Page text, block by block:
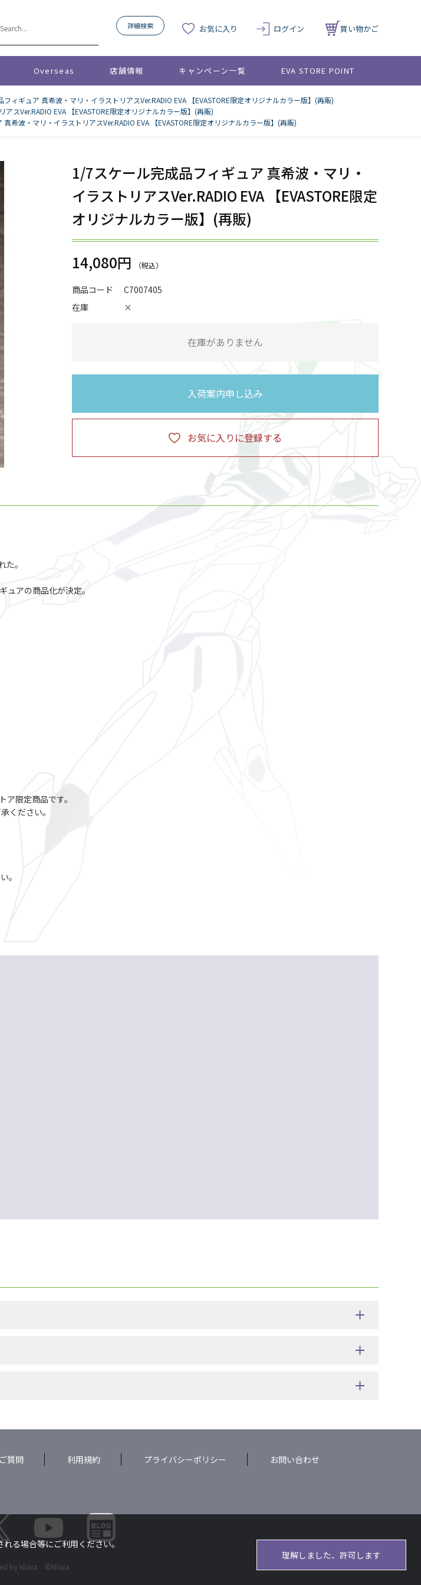
詳細検索 お気に入り ログイン 買い物かご
Overseas 店舗情報 キャンペーン一覧 EVA STORE POINT
ィギュア 真希波・マリ・イラストリアスVer.RADIO EVA 【EVASTORE限定オリジナルカラー版】(再販)
スVer.RADIO EVA 【EVASTORE限定オリジナルカラー版】(再販)
希波・マリ・イラストリアスVer.RADIO EVA 【EVASTORE限定オリジナルカラー版】(再販)
1/7スケール完成品フィギュア 真希波・マリ・
イラストリアスVer.RADIO EVA 【EVASTORE限定
オリジナルカラー版】(再販)
14,080円
商品コード
C7007405
在庫
×
在庫がありません
入荷案内申し込み
お気に入りに登録する
。
ュアの商品化が決定。
限定商品です。
ください。
。
質問 利用規約 プライバシーポリシー お問い合わせ
by khara ©khara
る場合等にご利用ください。
理解しました、許可します